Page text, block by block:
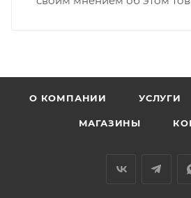
• Профсоюзная - Заводская
раньше связаться с
О КОМПАНИИ УСЛУГИ
МАГАЗИНЫ